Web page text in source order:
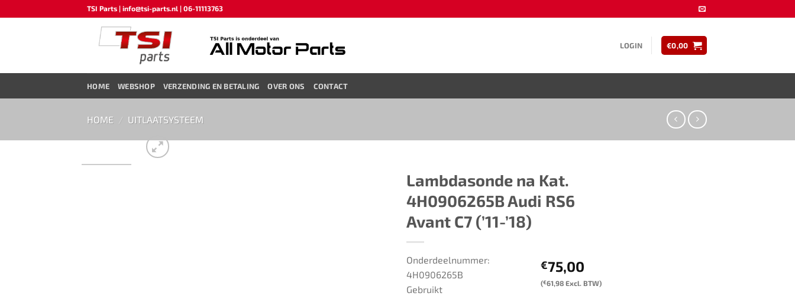
naar
TSI Parts | info@tsi-parts.nl | 06-11113763
LOGIN €0,00
HOME WEBSHOP VERZENDING EN BETALING OVER ONS CONTACT
HOME / UITLAATSYSTEEM
Lambdasonde na Kat.
4H0906265B Audi RS6
Avant C7 (’11-’18)
€75,00
(€61,98 Excl. BTW)
Onderdeelnummer:
4H0906265B
Gebruikt